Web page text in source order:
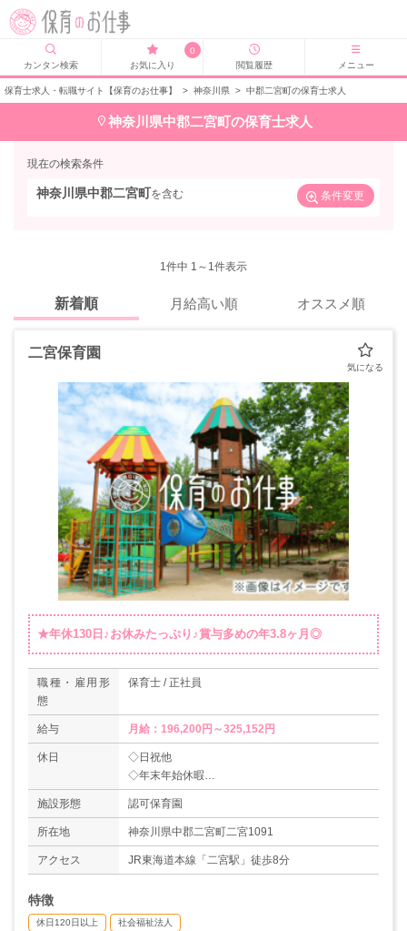
カンタン検索
0
お気に入り
閲覧履歴 メニュー
保育士求人・転職サイト【保育のお仕事】 > 神奈川県 > 中郡二宮町の保育士求人
神奈川県中郡二宮町の保育士求人
現在の検索条件
神奈川県中郡二宮町を含む 条件変更
1件中 1～1件表示
新着順 月給高い順 オススメ順
二宮保育園
★年休130日♪お休みたっぷり♪賞与多めの年3.8ヶ月◎
職種・雇用形
態
保育士 / 正社員
給与
休日
◇日祝他
◇年末年始休暇
◇有給休暇
◇産休・育休
◇介護・看護休暇
◇慶弔休暇
◇夏休み（1週間以上）
施設形態 認可保育園
所在地 神奈川県中郡二宮町二宮1091
アクセス JR東海道本線「二宮駅」徒歩8分
特徴
休日120日以上 社会福祉法人